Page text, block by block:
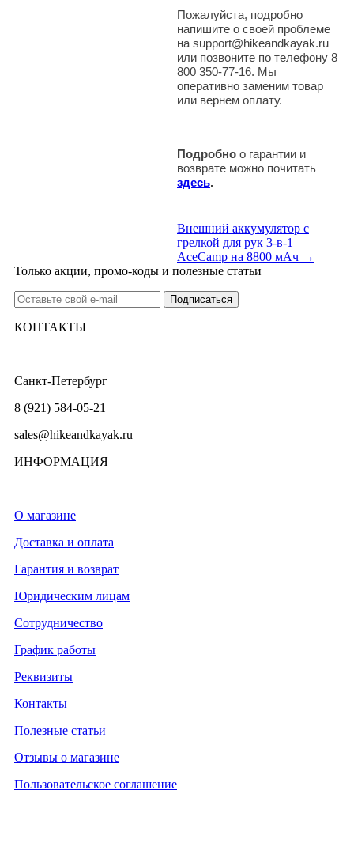
Пожалуйста, подробно
напишите о своей проблеме
на support@hikeandkayak.ru
или позвоните по телефону 8
800 350-77-16. Мы
оперативно заменим товар
или вернем оплату.
Подробно о гарантии и
возврате можно почитать
здесь.
Внешний аккумулятор с
грелкой для рук 3-в-1
AceCamp на 8800 мАч →
Только акции, промо-коды и полезные статьи
КОНТАКТЫ
Санкт-Петербург
8 (921) 584-05-21
sales@hikeandkayak.ru
ИНФОРМАЦИЯ
О магазине
Доставка и оплата
Гарантия и возврат
Юридическим лицам
Сотрудничество
График работы
Реквизиты
Контакты
Полезные статьи
Отзывы о магазине
Пользовательское соглашение